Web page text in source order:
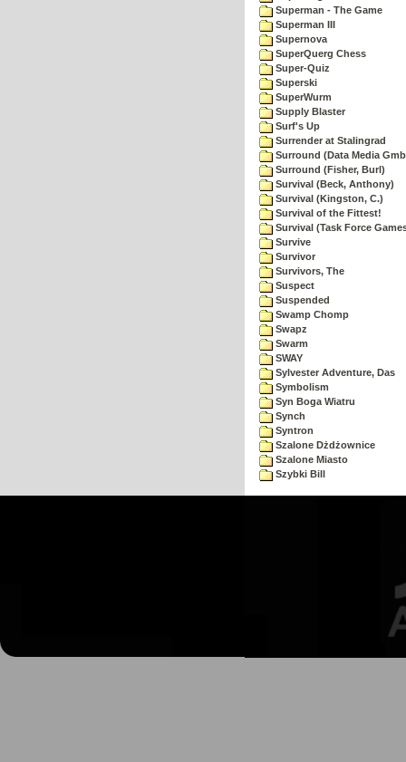
Superman - The Game
Superman III
Supernova
SuperQuerg Chess
Super-Quiz
Superski
SuperWurm
Supply Blaster
Surf's Up
Surrender at Stalingrad
Surround (Data Media
Surround (Fisher, Burl)
Survival (Beck, Anthony)
Survival (Kingston, C.)
Survival of the Fittest!
Survival (Task Force
Survive
Survivor
Survivors, The
Suspect
Suspended
Swamp Chomp
Swapz
Swarm
SWAY
Sylvester Adventure, Das
Symbolism
Syn Boga Wiatru
Synch
Syntron
Szalone Dżdżownice
Szalone Miasto
Szybki Bill